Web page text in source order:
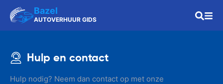
Bazel
AUTOVERHUUR GIDS
Hulp en contact
Hulp nodig? Neem dan contact op met onze